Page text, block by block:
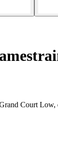
Court